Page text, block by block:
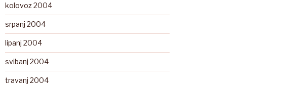
kolovoz 2004
srpanj 2004
lipanj 2004
svibanj 2004
travanj 2004